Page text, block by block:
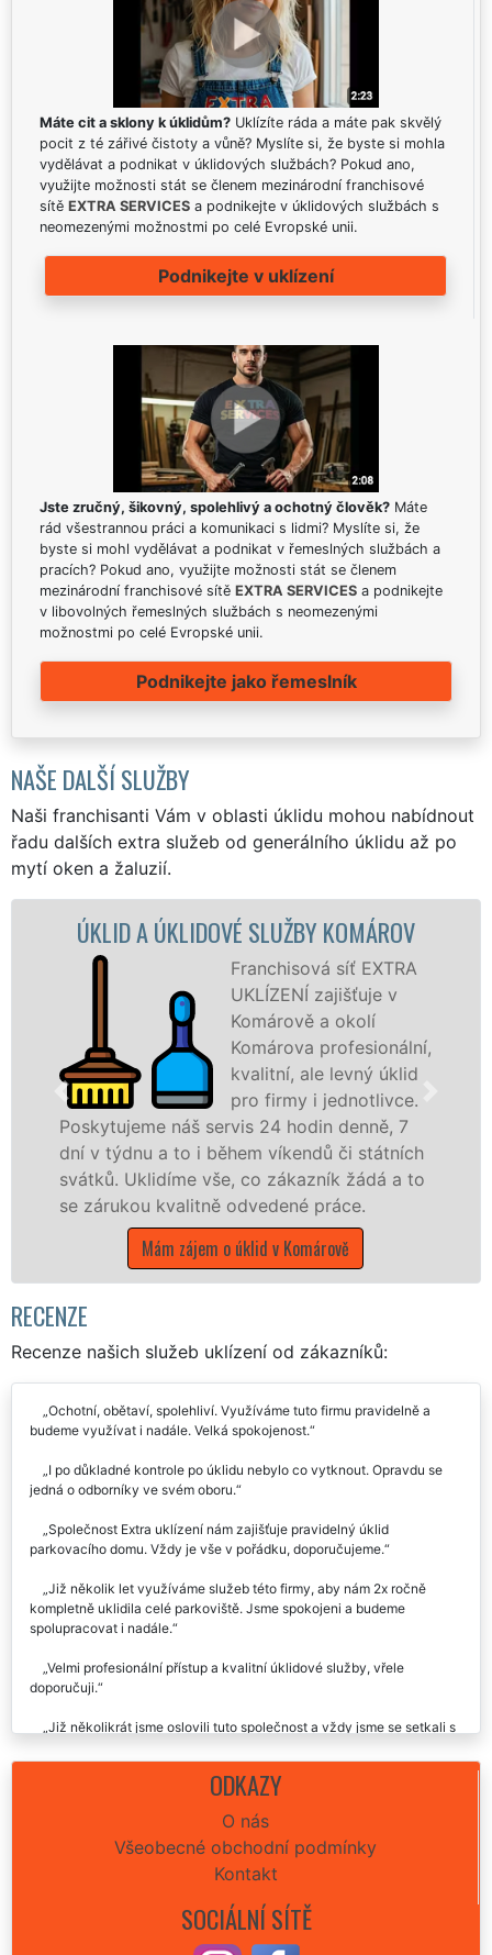
Máte cit a sklony k úklidům? Uklízíte ráda a máte pak skvělý
pocit z té zářivé čistoty a vůně? Myslíte si, že byste si mohla
vydělávat a podnikat v úklidových službách? Pokud ano,
využijte možnosti stát se členem mezinárodní franchisové
sítě EXTRA SERVICES a podnikejte v úklidových službách s
neomezenými možnostmi po celé Evropské unii.
Podnikejte v uklízení
Jste zručný, šikovný, spolehlivý a ochotný člověk? Máte
rád všestrannou práci a komunikaci s lidmi? Myslíte si, že
byste si mohl vydělávat a podnikat v řemeslných službách a
pracích? Pokud ano, využijte možnosti stát se členem
mezinárodní franchisové sítě EXTRA SERVICES a podnikejte
v libovolných řemeslných službách s neomezenými
možnostmi po celé Evropské unii.
Podnikejte jako řemeslník
NAŠE DALŠÍ SLUŽBY
Naši franchisanti Vám v oblasti úklidu mohou nabídnout
řadu dalších extra služeb od generálního úklidu až po
mytí oken a žaluzií.
SLUŽBY KOMÁROV
Franchisová síť EXTRA
UKLÍZENÍ zajišťuje v
Komárově a okolí
Komárova profesionální,
kvalitní, ale levný úklid
pro firmy i jednotlivce.
náš servis 24 hodin denně, 7
a to i během víkendů či státních
vše, co zákazník žádá a to
kvalitně odvedené práce.
zájem o úklid v Komárově
ÚKLIDOVÁ
nabízíme
státní
RECENZE
Recenze našich služeb uklízení od zákazníků:
Ochotní, obětaví, spolehliví. Využíváme tuto firmu pravidelně a
budeme využívat i nadále. Velká spokojenost.
I po důkladné kontrole po úklidu nebylo co vytknout. Opravdu se
jedná o odborníky ve svém oboru.
Společnost Extra uklízení nám zajišťuje pravidelný úklid
parkovacího domu. Vždy je vše v pořádku, doporučujeme.
Již několik let využíváme služeb této firmy, aby nám 2x ročně
kompletně uklidila celé parkoviště. Jsme spokojeni a budeme
spolupracovat i nadále.
Velmi profesionální přístup a kvalitní úklidové služby, vřele
doporučuji.
Již několikrát jsme oslovili tuto společnost a vždy jsme se setkali s
doporučujeme vyzkoušet.
ODKAZY
O nás
Všeobecné obchodní podmínky
Kontakt
SOCIÁLNÍ SÍTĚ